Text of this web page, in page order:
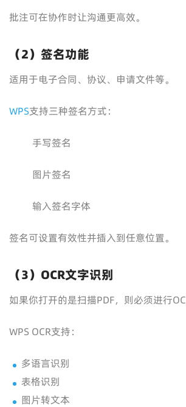
批注可在协作时让沟通更高效。
（2）签名功能
适用于电子合同、协议、申请文件等。
WPS支持三种签名方式：
手写签名
图片签名
输入签名字体
签名可设置有效性并插入到任意位置。
（3）OCR文字识别
如果你打开的是扫描PDF，则必须进行
WPS OCR支持：
多语言识别
表格识别
图片转文本